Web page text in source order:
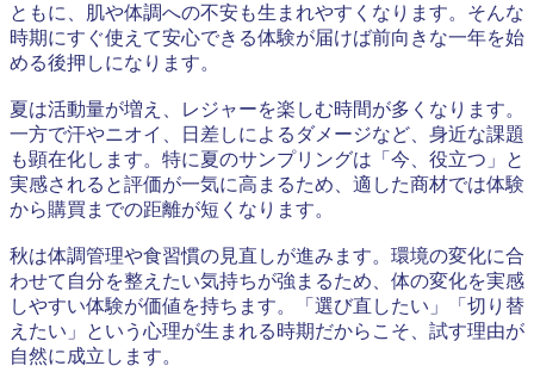
ともに、肌や体調への不安も生まれやすくなります。そんな
時期にすぐ使えて安心できる体験が届けば前向きな一年を始
める後押しになります。
夏は活動量が増え、レジャーを楽しむ時間が多くなります。
一方で汗やニオイ、日差しによるダメージなど、身近な課題
も顕在化します。特に夏のサンプリングは「今、役立つ」と
実感されると評価が一気に高まるため、適した商材では体験
から購買までの距離が短くなります。
秋は体調管理や食習慣の見直しが進みます。環境の変化に合
わせて自分を整えたい気持ちが強まるため、体の変化を実感
しやすい体験が価値を持ちます。「選び直したい」「切り替
えたい」という心理が生まれる時期だからこそ、試す理由が
自然に成立します。